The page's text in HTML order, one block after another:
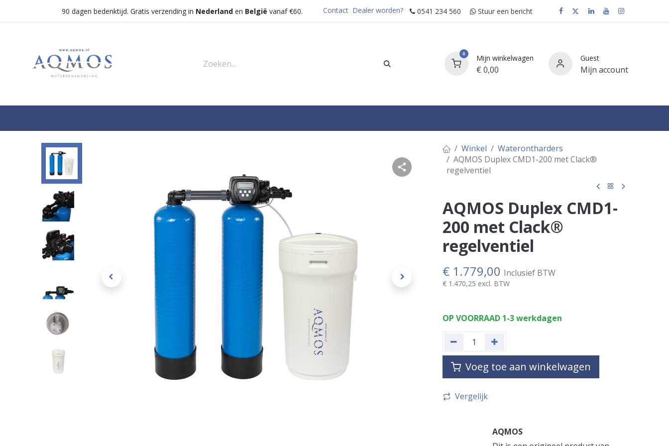
90 dagen bedenktijd. Gratis verzending in Nederlanden België vanaf €60. Contact Dealer worden? 0541 234 560 Stuur e​​​​en bericht
0 Mijn winkelwagen
€ 0,00
Guest
Mijn account
Winkel
Waterontharders
AQMOS Duplex CMD1-200 met Clack®
regelventiel
AQMOS Duplex CMD1-
200 met Clack®
regelventiel
€ 1.779,00 Inclusief BTW
€ 1.470,25 excl. BTW
OP VOORRAAD 1-3 werkdagen
Voeg toe aan winkelwagen
Vergelijk
AQMOS